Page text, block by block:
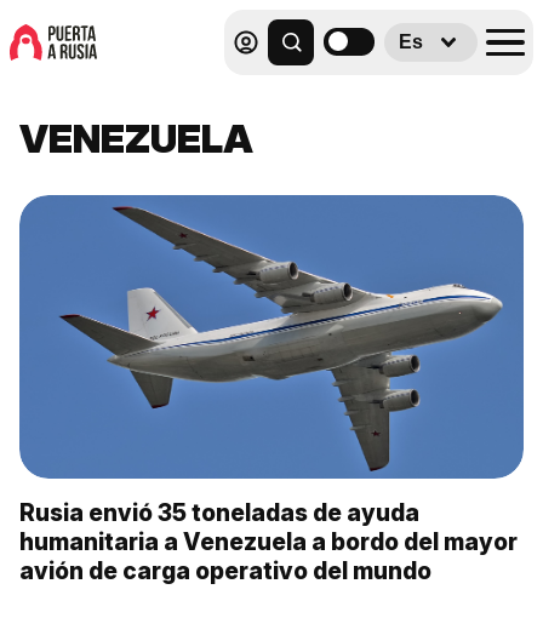
Es
VENEZUELA
Rusia envió 35 toneladas de ayuda
humanitaria a Venezuela a bordo del mayor
avión de carga operativo del mundo